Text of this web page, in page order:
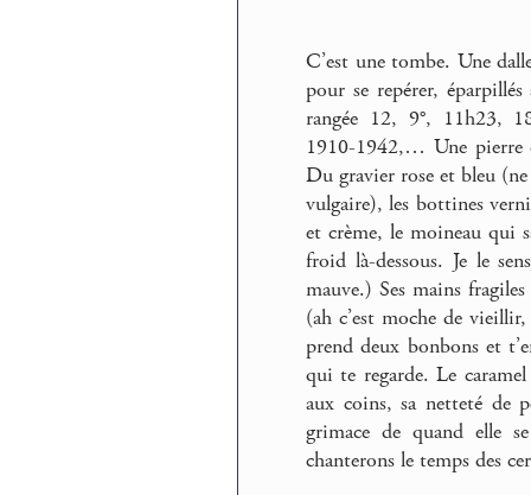
C’est une tombe. Une
pour se repérer,
rangée 12, 9°, 11h23,
1910-1942,… Une pierre
Du gravier rose et bleu
vulgaire), les bottines
et crème, le moineau qui
froid là-dessous. Je le
mauve.) Ses mains
(ah c’est moche de
prend deux bonbons et
qui te regarde. Le
aux coins, sa netteté de
grimace de quand elle
chanterons le temps des